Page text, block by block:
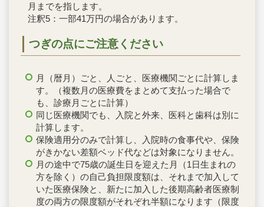
月までを指します。
注釈5：一部41万円の場合があります。
つぎの点にご注意ください
月（暦月）ごと、人ごと、医療機関ごとに計算しま
す。（複数月の医療費をまとめて支払った場合で
も、診療月ごとに計算）
同じ医療機関でも、入院と外来、医科と歯科は別に
計算します。
保険適用分のみで計算し、入院時の食事代や、保険
がきかない差額ベッド代などは対象になりません。
月の途中で75歳の誕生日を迎えた月（1日生まれの
方を除く）の自己負担限度額は、それまで加入して
いた医療保険と、新たに加入した後期高齢者医療制
度の両方の限度額がそれぞれ半額になります（限度